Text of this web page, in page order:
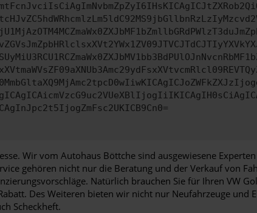
Wir vom Autohaus Böttche sind ausgewiesene
gehören nicht nur die Beratung und der Verkauf von
Natürlich brauchen Sie für Ihren VW
Des Weiteren bieten wir nicht nur Neufahrzeuge und
Scheckheft.